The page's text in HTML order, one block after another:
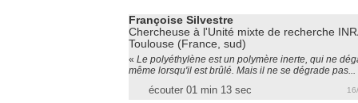
Françoise Silvestre
Chercheuse à l'Unité mixte de recherche
Toulouse (France, sud)
« Le polyéthylène est un polymère inerte, qui ne
même lorsqu'il est brûlé. Mais il ne se dégrade pas...
écouter 01 min 13 sec